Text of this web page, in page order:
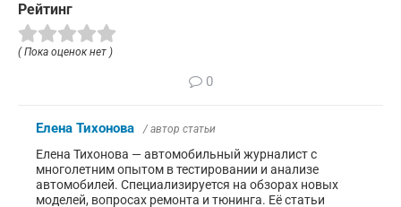
Рейтинг
( Пока оценок нет )
0
Елена Тихонова / автор статьи
Елена Тихонова — автомобильный журналист с
многолетним опытом в тестировании и анализе
автомобилей. Специализируется на обзорах новых
моделей, вопросах ремонта и тюнинга. Её статьи